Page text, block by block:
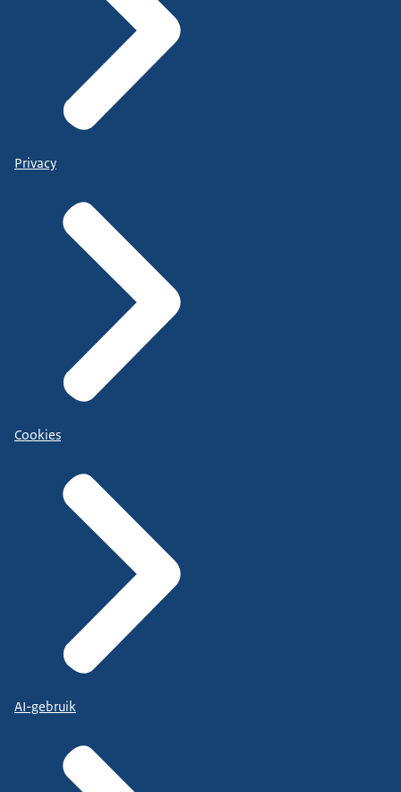
Privacy
Cookies
AI-gebruik